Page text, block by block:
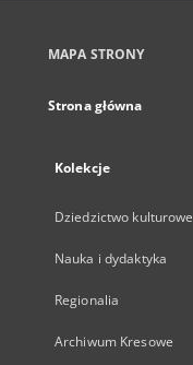
MAPA STRONY
Strona główna
Kolekcje
Dziedzictwo kulturowe
Nauka i dydaktyka
Regionalia
Archiwum Kresowe